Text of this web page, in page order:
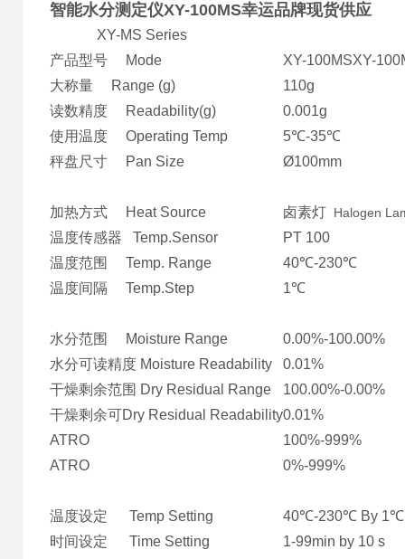
智能水分测定仪XY-100MS幸运品牌现货供应
XY-MS Series
产品型号 Mode
XY-100MSXY-
大称量 Range (g)
110g
读数精度 Readability(g)
0.001g
使用温度 Operating Temp
5℃-35℃
秤盘尺寸 Pan Size
Ø100mm
加热方式 Heat Source 卤素灯 Halogen
温度传感器 Temp.Sensor
PT 100
温度范围 Temp. Range
40℃-230℃
温度间隔 Temp.Step
1℃
水分范围 Moisture Range
0.00%-100.00%
水分可读精度 Moisture Readability
0.01%
干燥剩余范围 Dry Residual Range
100.00%-0.00%
干燥剩余可Dry Residual Readability0.01%
ATRO
100%-999%
ATRO
0%-999%
温度设定 Temp Setting
40℃-230℃ By 1℃
时间设定 Time Setting
1-99min by 10 s